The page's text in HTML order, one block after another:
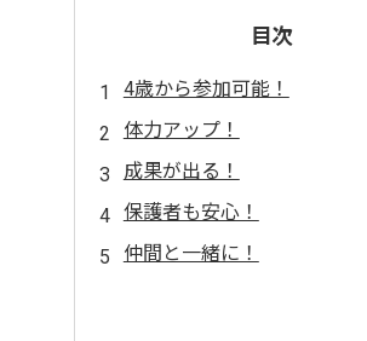
目次
4歳から参加可能！
体力アップ！
成果が出る！
保護者も安心！
仲間と一緒に！